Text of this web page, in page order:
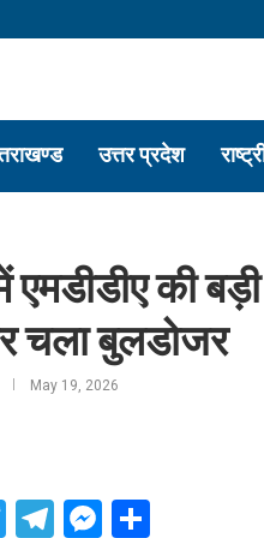
उत्तर प्रदेश
एमडीडीए की
चला बुलडोजर
May 19, 2026
Twitter
Telegram
Messenger